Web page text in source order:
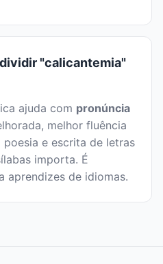
"calicantemia"
ajuda com pronúncia
melhor fluência
e escrita de letras
importa. É
aprendizes de idiomas.